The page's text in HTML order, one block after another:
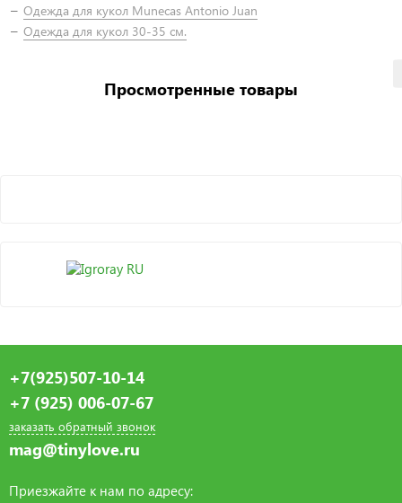
Одежда для кукол Munecas Antonio Juan
Одежда для кукол 30-35 см.
Просмотренные товары
+7(925)507-10-14
+7 (925) 006-07-67
заказать обратный звонок
mag@tinylove.ru
Приезжайте к нам по адресу: